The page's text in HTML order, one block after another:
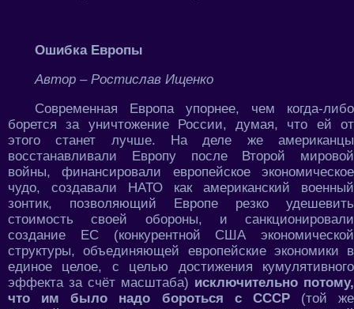
Ошибка Европы
Автор – Ростислав Ищенко
Современная Европа упорнее, чем когда-либо
борется за уничтожение России, думая, что ей от
этого станет лучше. На деле же американцы
восстанавливали Европу после Второй мировой
войны, финансировали европейское экономическое
чудо, создавали НАТО как американский военный
зонтик, позволяющий Европе резко удешевить
стоимость своей обороны, и санкционировали
создание ЕС (конкурентной США экономической
структуры, объединяющей европейские экономики в
единое целое, с целью достижения кумулятивного
эффекта за счёт масштаба) исключительно потому,
что им было надо бороться с СССР (той же